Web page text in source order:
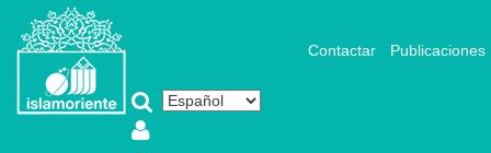
Pasar al contenido principal
Contactar Publicaciones